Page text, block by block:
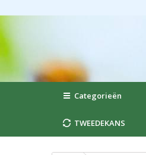
Categorieën
TWEEDEKANS